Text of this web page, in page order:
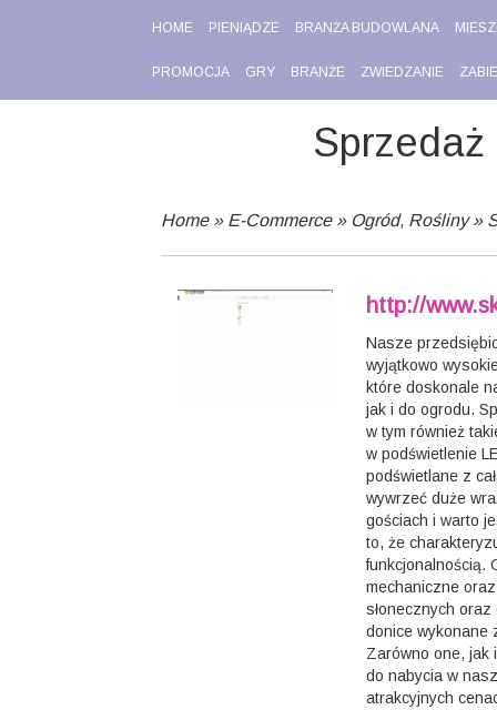
HOME PIENIĄDZE BRANŻA BUDOWLANA
PROMOCJA GRY BRANŻE ZWIEDZANIE
Home» E-Commerce» Ogród, Rośliny»
http://
Nasze
wyjątkowo
które doskonale
jak i do ogrodu.
w tym również
w podświetlenie
podświetlane z
wywrzeć duże
gościach i warto
to, że
funkcjonalnością.
mechaniczne
słonecznych
donice wykonane
Zarówno one, jak
do nabycia w
atrakcyjnych